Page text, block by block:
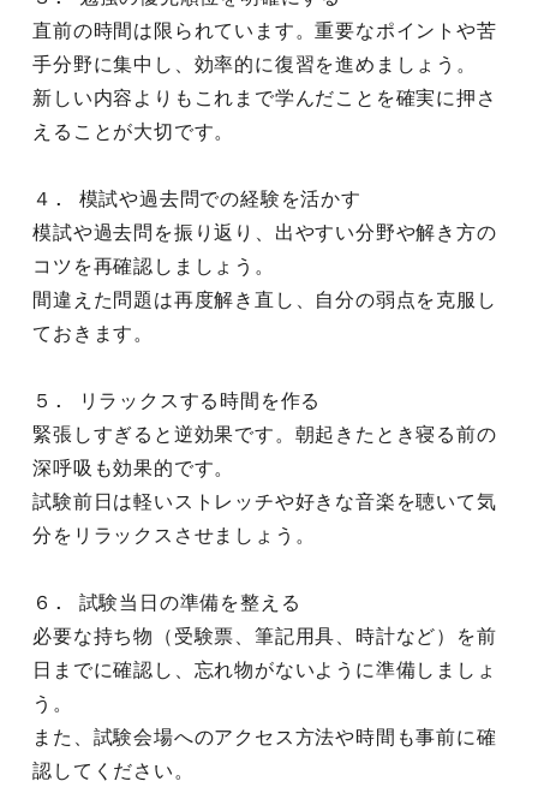
直前の時間は限られています。重要なポイントや苦
手分野に集中し、効率的に復習を進めましょう。
新しい内容よりもこれまで学んだことを確実に押さ
えることが大切です。
４. 模試や過去問での経験を活かす
模試や過去問を振り返り、出やすい分野や解き方の
コツを再確認しましょう。
間違えた問題は再度解き直し、自分の弱点を克服し
ておきます。
５. リラックスする時間を作る
緊張しすぎると逆効果です。朝起きたとき寝る前の
深呼吸も効果的です。
試験前日は軽いストレッチや好きな音楽を聴いて気
分をリラックスさせましょう。
６. 試験当日の準備を整える
必要な持ち物（受験票、筆記用具、時計など）を前
日までに確認し、忘れ物がないように準備しましょ
う。
また、試験会場へのアクセス方法や時間も事前に確
認してください。